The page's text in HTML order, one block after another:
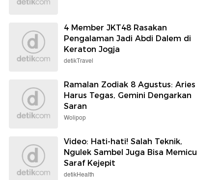
4 Member JKT48 Rasakan
Pengalaman Jadi Abdi Dalem di
Keraton Jogja
detikTravel
Ramalan Zodiak 8 Agustus: Aries
Harus Tegas, Gemini Dengarkan
Saran
Wolipop
Video: Hati-hati! Salah Teknik,
Ngulek Sambel Juga Bisa Memicu
Saraf Kejepit
detikHealth